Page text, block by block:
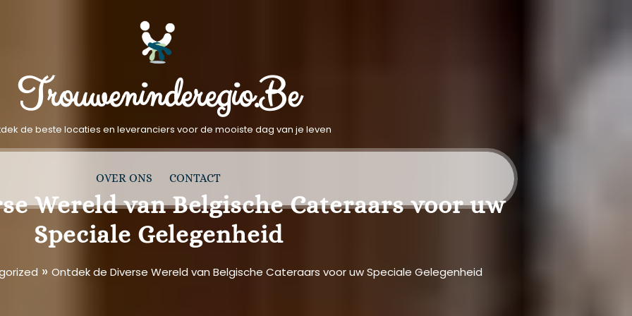
Trouweninderegio.be
de beste locaties en leveranciers voor de mooiste dag van je leven
OVER ONS CONTACT
Wereld van Belgische Cateraars voor uw
Speciale Gelegenheid
» Ontdek de Diverse Wereld van Belgische Cateraars voor uw Speciale Gelegenheid